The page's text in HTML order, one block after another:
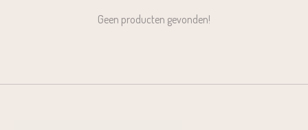
Geen producten gevonden!